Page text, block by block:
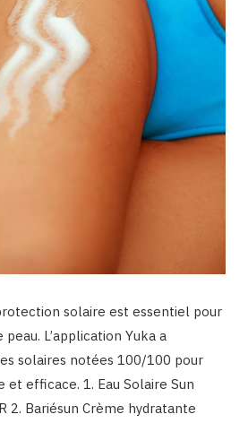
solaire est essentiel pour
L’application Yuka a
solaires notées 100/100 pour
et efficace. 1. Eau Solaire Sun
2. Bariésun Crème hydratante